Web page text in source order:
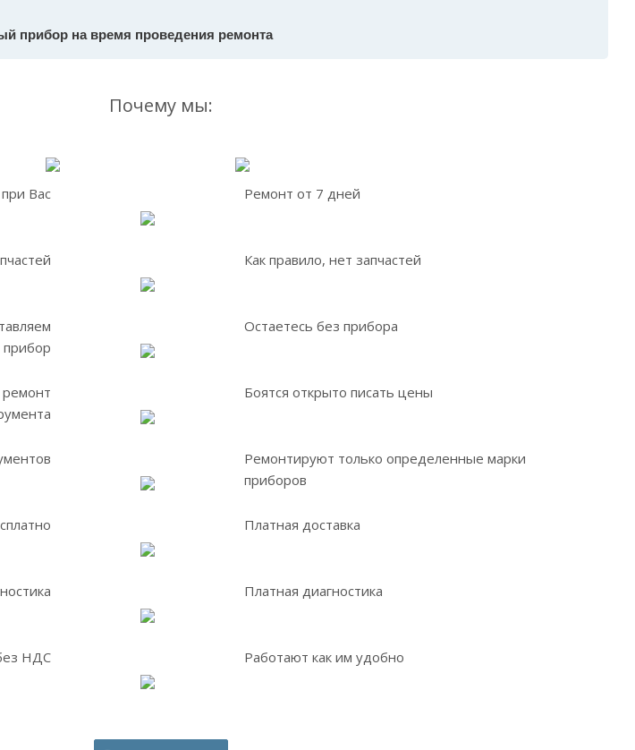
прибор на время проведения ремонта
Почему мы:
Вас
НДС
Ремонт от 7 дней
Как правило, нет запчастей
Остаетесь без прибора
Боятся открыто писать цены
Ремонтируют только определенные марки
приборов
Платная доставка
Платная диагностика
Работают как им удобно